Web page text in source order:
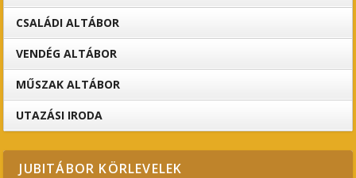
CSALÁDI ALTÁBOR
VENDÉG ALTÁBOR
MŰSZAK ALTÁBOR
UTAZÁSI IRODA
JUBITÁBOR KÖRLEVELEK